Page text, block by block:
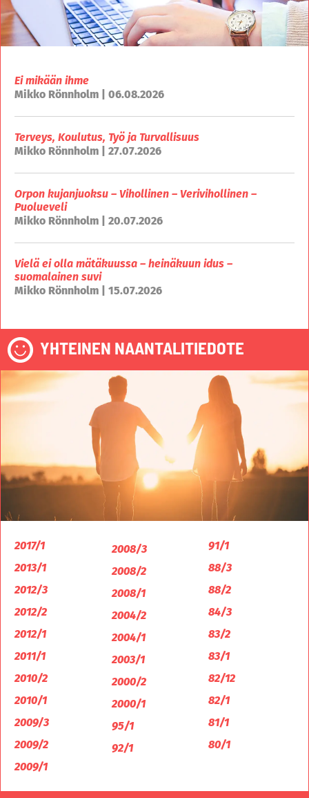
Ei mikään ihme
Mikko Rönnholm | 06.08.2026
Terveys, Koulutus, Työ ja Turvallisuus
Mikko Rönnholm | 27.07.2026
Orpon kujanjuoksu – Vihollinen – Verivihollinen –
Puolueveli
Mikko Rönnholm | 20.07.2026
Vielä ei olla mätäkuussa – heinäkuun idus –
suomalainen suvi
Mikko Rönnholm | 15.07.2026
YHTEINEN NAANTALITIEDOTE
2017/1
2013/1
2012/3
2012/2
2012/1
2011/1
2010/2
2010/1
2009/3
2009/2
2009/1
2008/3
2008/2
2008/1
2004/2
2004/1
2003/1
2000/2
2000/1
95/1
92/1
91/1
88/3
88/2
84/3
83/2
83/1
82/12
82/1
81/1
80/1